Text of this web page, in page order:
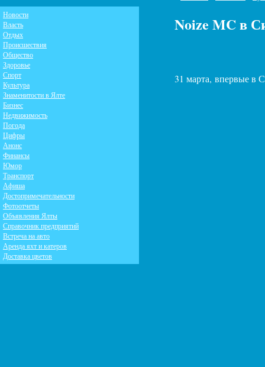
Noize MC в
31 марта, впервые в
Новости
Власть
Отдых
Происшествия
Общество
Здоровье
Спорт
Культура
Знаменитости в Ялте
Бизнес
Недвижимость
Погода
Цифры
Анонс
Финансы
Юмор
Транспорт
Афиша
Достопримечательности
Фотоотчеты
Объявления Ялты
Справочник предприятий
Встреча на авто
Аренда яхт и катеров
Доставка цветов